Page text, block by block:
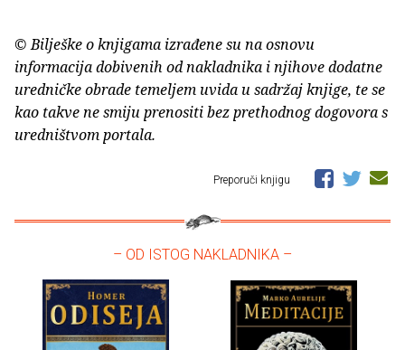
© Bilješke o knjigama izrađene su na osnovu
informacija dobivenih od nakladnika i njihove dodatne
uredničke obrade temeljem uvida u sadržaj knjige, te se
kao takve ne smiju prenositi bez prethodnog dogovora s
uredništvom portala.
Preporuči knjigu
– OD ISTOG NAKLADNIKA –